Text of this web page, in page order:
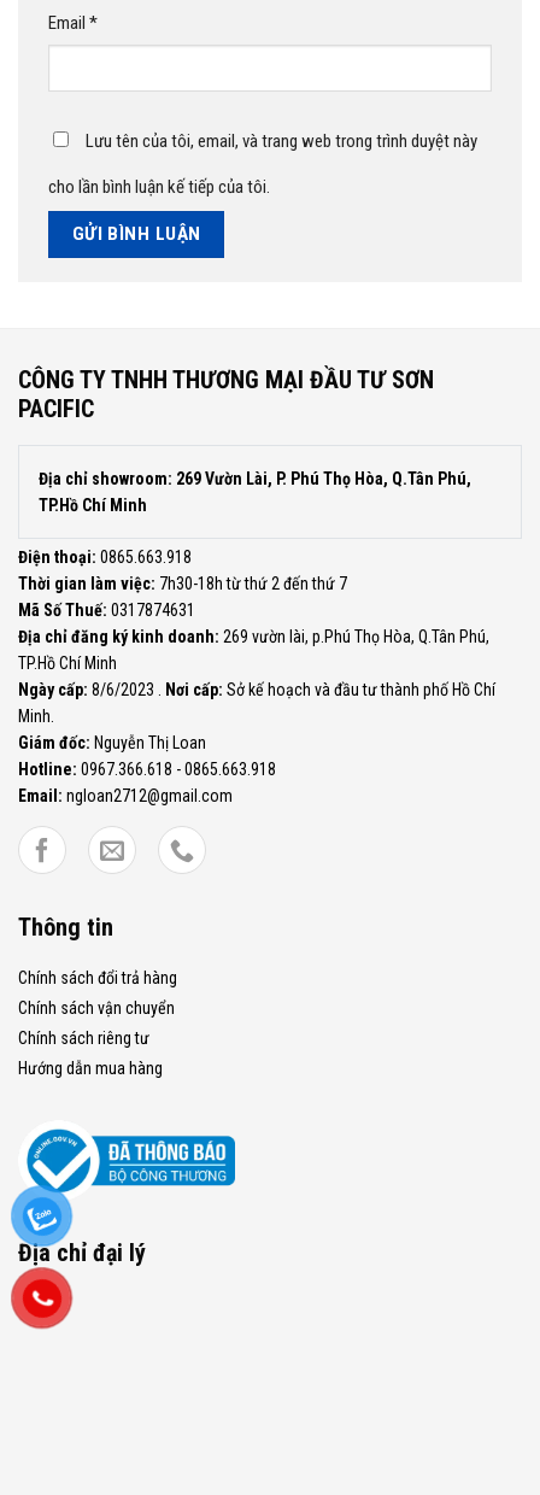
Email *
Lưu tên của tôi, email, và trang web trong trình duyệt này
cho lần bình luận kế tiếp của tôi.
CÔNG TY TNHH THƯƠNG MẠI ĐẦU TƯ SƠN
PACIFIC
Địa chỉ showroom: 269 Vườn Lài, P. Phú Thọ Hòa, Q.Tân Phú,
TP.Hồ Chí Minh
Điện thoại: 0865.663.918
Thời gian làm việc: 7h30-18h từ thứ 2 đến thứ 7
Mã Số Thuế: 0317874631
Địa chỉ đăng ký kinh doanh: 269 vườn lài, p.Phú Thọ Hòa, Q.Tân Phú,
TP.Hồ Chí Minh
Ngày cấp: 8/6/2023 . Nơi cấp: Sở kế hoạch và đầu tư thành phố Hồ Chí
Minh.
Giám đốc: Nguyễn Thị Loan
Hotline: 0967.366.618 - 0865.663.918
Email: ngloan2712@gmail.com
Thông tin
Chính sách đổi trả hàng
Chính sách vận chuyển
Chính sách riêng tư
Hướng dẫn mua hàng
Địa chỉ đại lý